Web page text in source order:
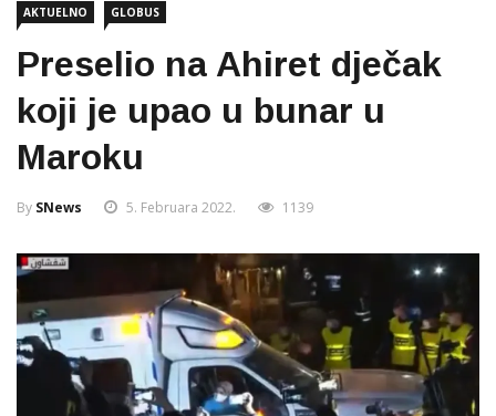
AKTUELNO GLOBUS
Preselio na Ahiret dječak
koji je upao u bunar u
Maroku
By SNews 5. Februara 2022. 1139